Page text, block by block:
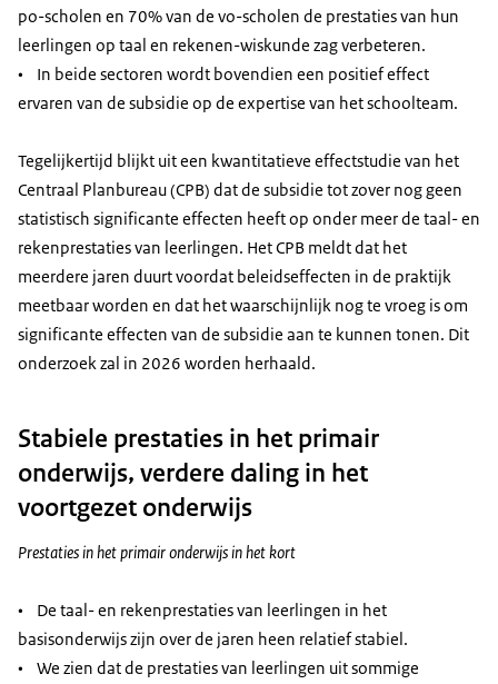
po-scholen en 70% van de vo-scholen de prestaties van hun
leerlingen op taal en rekenen-wiskunde zag verbeteren.
• In beide sectoren wordt bovendien een positief effect
ervaren van de subsidie op de expertise van het schoolteam.
Tegelijkertijd blijkt uit een kwantitatieve effectstudie van het
Centraal Planbureau (CPB) dat de subsidie tot zover nog geen
statistisch significante effecten heeft op onder meer de taal- en
rekenprestaties van leerlingen. Het CPB meldt dat het
meerdere jaren duurt voordat beleidseffecten in de praktijk
meetbaar worden en dat het waarschijnlijk nog te vroeg is om
significante effecten van de subsidie aan te kunnen tonen. Dit
onderzoek zal in 2026 worden herhaald.
Stabiele prestaties in het primair
onderwijs, verdere daling in het
voortgezet onderwijs
Prestaties in het primair onderwijs in het kort
• De taal- en rekenprestaties van leerlingen in het
basisonderwijs zijn over de jaren heen relatief stabiel.
• We zien dat de prestaties van leerlingen uit sommige